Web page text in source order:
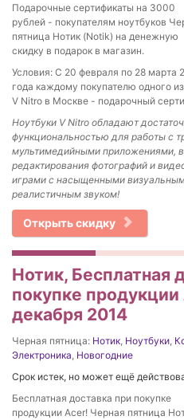
Подарочные сертификаты на 3000
рублей - покупателям ноутбуков
пятница Нотик (Notik) на денежную
скидку в подарок в магазин.
Условия: С 20 февраля по 28 марта
года каждому покупателю одного
V Nitro в Москве - подарочный
Ноутбуки V Nitro обладают
функциональностью для работы с
мультимедийными приложениями,
редактирования фотографий и
играми с насыщенными
реалистичным звуком!
Открыть скидку
Нотик, Бесплатная
покупке
декабря 2014
Черная пятница: Нотик, Ноутбуки,
Электроника, Новогодние
Срок истек, но может ещё
Бесплатная доставка при покупке
продукции Acer! Черная пятница